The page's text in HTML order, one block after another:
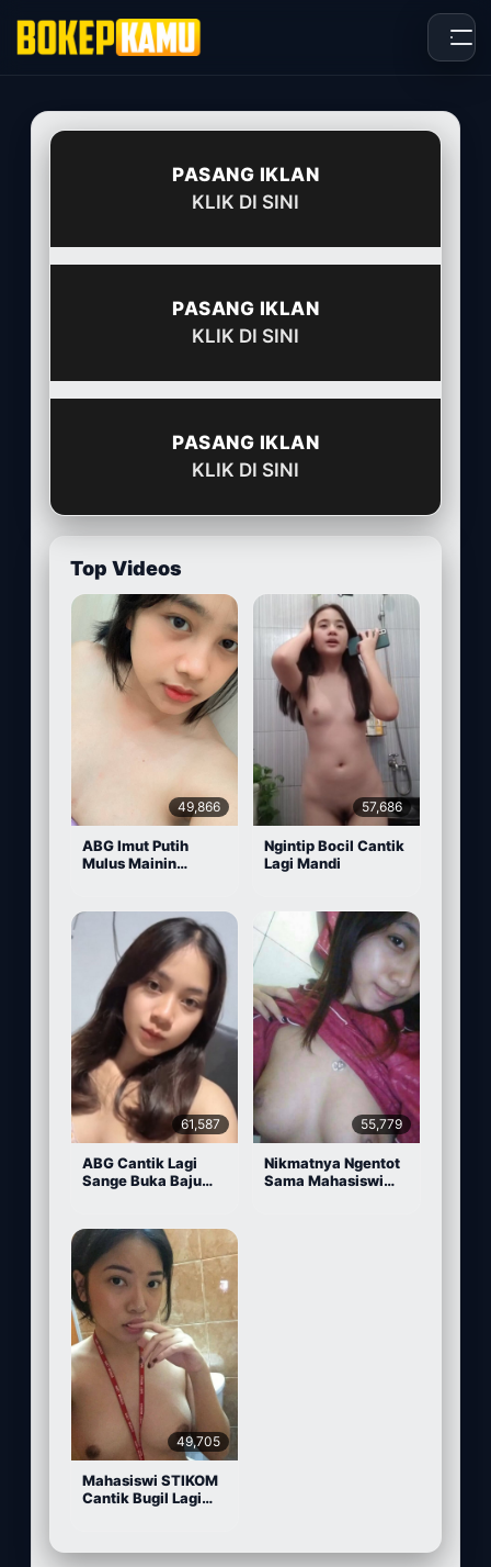
PASANG IKLAN
KLIK DI SINI
PASANG IKLAN
KLIK DI SINI
PASANG IKLAN
KLIK DI SINI
Top Videos
49,866
ABG Imut Putih
Mulus Mainin
57,686
Ngintip Bocil Cantik
Lagi Mandi
61,587
ABG Cantik Lagi
Sange Buka Baju
55,779
Nikmatnya Ngentot
Sama Mahasiswi
49,705
Mahasiswi STIKOM
Cantik Bugil Lagi